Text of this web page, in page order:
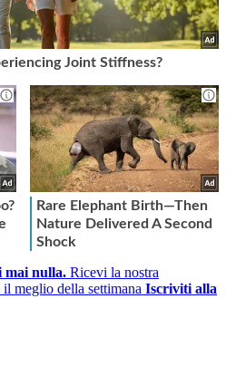
mai nulla. Ricevi la nostra
meglio della settimana Iscriviti alla